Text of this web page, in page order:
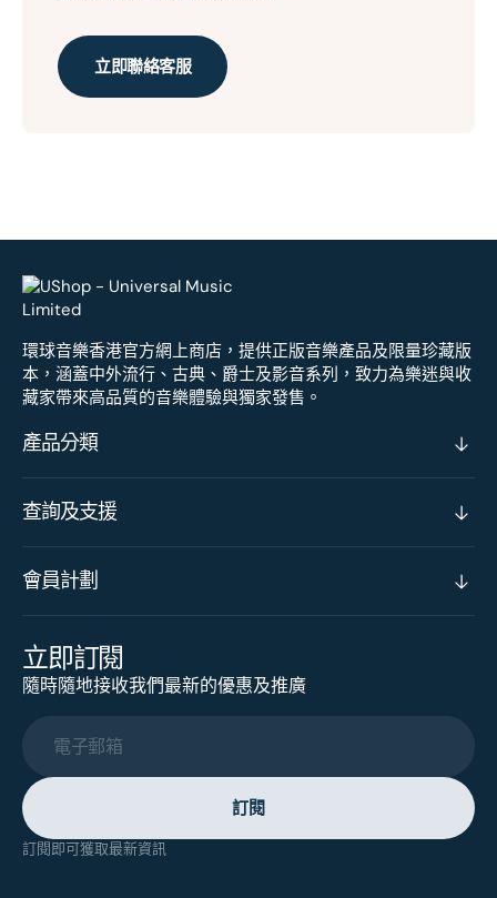
立即聯絡客服
環球音樂香港官方網上商店，提供正版音樂產品及限量珍藏版
本，涵蓋中外流行、古典、爵士及影音系列，致力為樂迷與收
藏家帶來高品質的音樂體驗與獨家發售。
產品分類
查詢及支援
會員計劃
立即訂閱
隨時隨地接收我們最新的優惠及推廣
電子郵箱
訂閱
訂閱即可獲取最新資訊